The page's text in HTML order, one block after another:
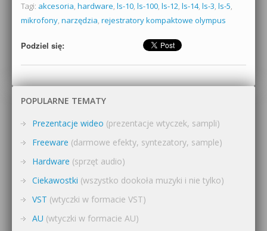
Tagi: akcesoria, hardware, ls-10, ls-100, ls-12, ls-14, ls-3, ls-5,
mikrofony, narzędzia, rejestratory kompaktowe olympus
Podziel się:
POPULARNE TEMATY
Prezentacje wideo (prezentacje wtyczek, sampli)
Freeware (darmowe efekty, syntezatory, sample)
Hardware (sprzęt audio)
Ciekawostki (wszystko dookoła muzyki i nie tylko)
VST (wtyczki w formacie VST)
AU (wtyczki w formacie AU)